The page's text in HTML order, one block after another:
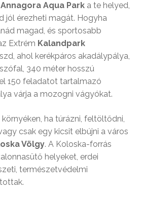
Annagora Aqua Park a te helyed,
jól érezheti magát. Hogyha
magad, és sportosabb
Extrém Kalandpark
ahol kerékpáros akadálypálya,
340 méter hosszú
150 feladatot tartalmazó
várja a mozogni vágyókat.
ha túrázni, feltöltődni,
csak egy kicsit elbújni a város
Völgy. A Koloska-forrás
helyeket, erdei
természetvédelmi